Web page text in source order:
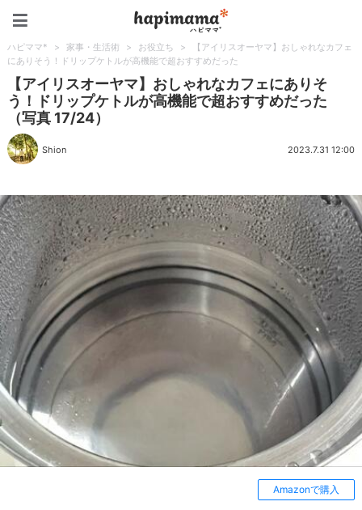
ハピママ* > 家事・生活術 > お役立ち >
【アイリスオーヤマ】おしゃれなカフェ
にありそう！ドリップケトルが高機能で超おすすめだった
【アイリスオーヤマ】おしゃれなカフェにありそ
う！ドリップケトルが高機能で超おすすめだった
（写真 17/24）
Shion 2023.7.31 12:00
Amazonで購入